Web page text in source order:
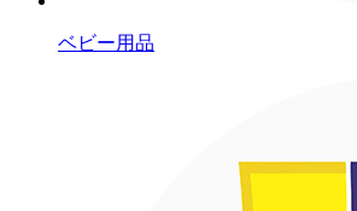
ベビー用品